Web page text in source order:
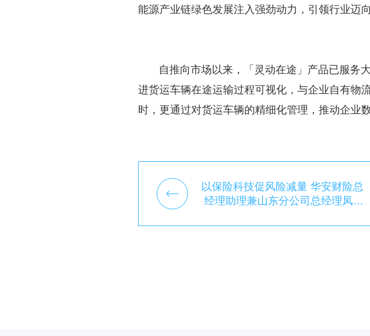
能源产业链绿色发展注入强劲动力，引领行业迈
自推向市场以来，「灵动在途」产品已服务大
进货运车辆在途运输过程可视化，与企业自有物
时，更通过对货运车辆的精细化管理，推动企业
以保险科技促风险减量 华安财险总
经理助理兼山东分公司总经理凤奕